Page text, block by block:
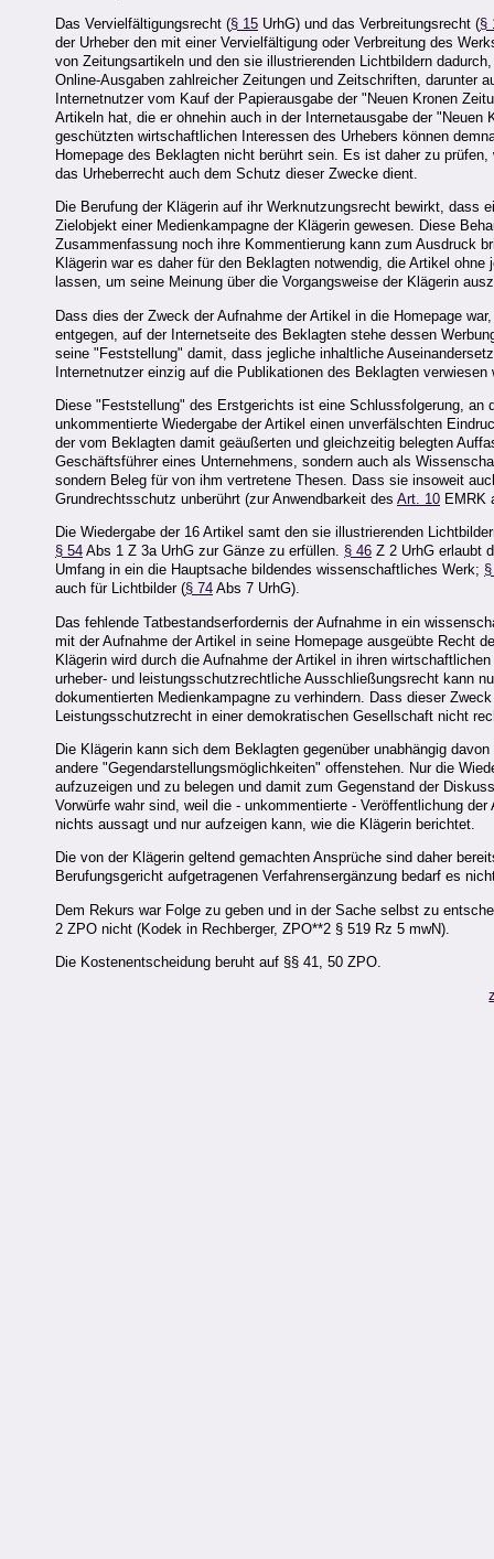
Das Vervielfältigungsrecht (§ 15 UrhG) und das Verbreitungsrecht (§
der Urheber den mit einer Vervielfältigung oder Verbreitung des
von Zeitungsartikeln und den sie illustrierenden Lichtbildern
Online-Ausgaben zahlreicher Zeitungen und Zeitschriften, darunter
Internetnutzer vom Kauf der Papierausgabe der "Neuen Kronen
Artikeln hat, die er ohnehin auch in der Internetausgabe der
geschützten wirtschaftlichen Interessen des Urhebers können
Homepage des Beklagten nicht berührt sein. Es ist daher zu
das Urheberrecht auch dem Schutz dieser Zwecke dient.
Die Berufung der Klägerin auf ihr Werknutzungsrecht bewirkt, dass
Zielobjekt einer Medienkampagne der Klägerin gewesen. Diese
Zusammenfassung noch ihre Kommentierung kann zum Ausdruck
Klägerin war es daher für den Beklagten notwendig, die Artikel
lassen, um seine Meinung über die Vorgangsweise der Klägerin
Dass dies der Zweck der Aufnahme der Artikel in die Homepage
entgegen, auf der Internetseite des Beklagten stehe dessen
seine "Feststellung" damit, dass jegliche inhaltliche
Internetnutzer einzig auf die Publikationen des Beklagten verwiesen
Diese "Feststellung" des Erstgerichts ist eine Schlussfolgerung,
unkommentierte Wiedergabe der Artikel einen unverfälschten
der vom Beklagten damit geäußerten und gleichzeitig belegten
Geschäftsführer eines Unternehmens, sondern auch als
sondern Beleg für von ihm vertretene Thesen. Dass sie insoweit
Grundrechtsschutz unberührt (zur Anwendbarkeit des Art. 10 EMRK
Die Wiedergabe der 16 Artikel samt den sie illustrierenden
§ 54 Abs 1 Z 3a UrhG zur Gänze zu erfüllen. § 46 Z 2 UrhG erlaubt
Umfang in ein die Hauptsache bildendes wissenschaftliches Werk;
auch für Lichtbilder (§ 74 Abs 7 UrhG).
Das fehlende Tatbestandserfordernis der Aufnahme in ein
mit der Aufnahme der Artikel in seine Homepage ausgeübte Recht
Klägerin wird durch die Aufnahme der Artikel in ihren
urheber- und leistungsschutzrechtliche Ausschließungsrecht kann
dokumentierten Medienkampagne zu verhindern. Dass dieser
Leistungsschutzrecht in einer demokratischen Gesellschaft nicht
Die Klägerin kann sich dem Beklagten gegenüber unabhängig
andere "Gegendarstellungsmöglichkeiten" offenstehen. Nur die
aufzuzeigen und zu belegen und damit zum Gegenstand der
Vorwürfe wahr sind, weil die - unkommentierte - Veröffentlichung
nichts aussagt und nur aufzeigen kann, wie die Klägerin berichtet.
Die von der Klägerin geltend gemachten Ansprüche sind daher
Berufungsgericht aufgetragenen Verfahrensergänzung bedarf es
Dem Rekurs war Folge zu geben und in der Sache selbst zu
2 ZPO nicht (Kodek in Rechberger, ZPO**2 § 519 Rz 5 mwN).
Die Kostenentscheidung beruht auf §§ 41, 50 ZPO.